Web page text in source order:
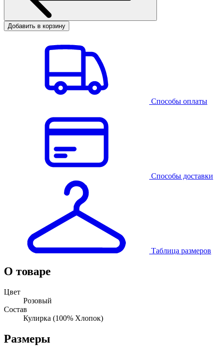
Добавить в корзину
Способы оплаты
Способы доставки
Таблица размеров
О товаре
Цвет
Розовый
Состав
Кулирка (100% Хлопок)
Размеры